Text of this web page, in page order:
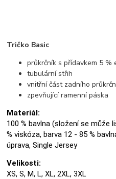
Tričko Basic
průkrčník s přídavkem 5 %
tubulární střih
vnitřní část zadního
zpevňující ramenní páska
Materiál:
100 % bavlna (složení se může
% viskóza, barva 12 - 85 %
úprava, Single Jersey
Velikosti:
XS, S, M, L, XL, 2XL, 3XL